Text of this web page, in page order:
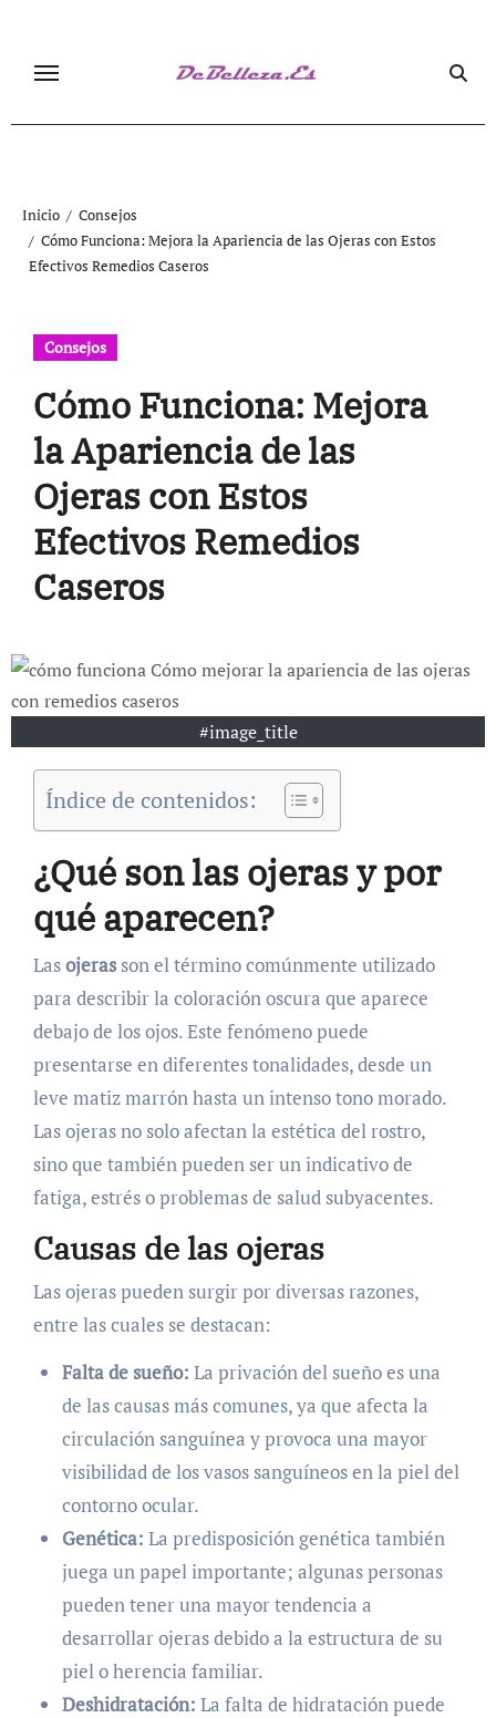
contenido
Inicio
Consejos
Cómo Funciona: Mejora la Apariencia de las Ojeras con Estos
Efectivos Remedios Caseros
Consejos
Cómo Funciona: Mejora
la Apariencia de las
Ojeras con Estos
Efectivos Remedios
Caseros
#image_title
Índice de contenidos:
¿Qué son las ojeras y por
qué aparecen?
Lasojerasson el término comúnmente utilizado
para describir la coloración oscura que aparece
debajo de los ojos. Este fenómeno puede
presentarse en diferentes tonalidades, desde un
leve matiz marrón hasta un intenso tono morado.
Las ojeras no solo afectan la estética del rostro,
sino que también pueden ser un indicativo de
fatiga, estrés o problemas de salud subyacentes.
Causas de las ojeras
Las ojeras pueden surgir por diversas razones,
entre las cuales se destacan:
Falta de sueño: La privación del sueño es una
de las causas más comunes, ya que afecta la
circulación sanguínea y provoca una mayor
visibilidad de los vasos sanguíneos en la piel del
contorno ocular.
Genética: La predisposición genética también
juega un papel importante; algunas personas
pueden tener una mayor tendencia a
desarrollar ojeras debido a la estructura de su
piel o herencia familiar.
Deshidratación: La falta de hidratación puede